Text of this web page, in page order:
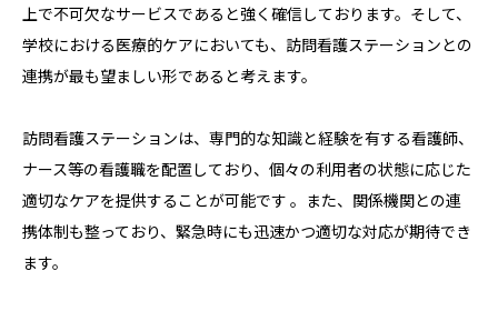
上で不可欠なサービスであると強く確信しております。そして、
学校における医療的ケアにおいても、訪問看護ステーションとの
連携が最も望ましい形であると考えます。
訪問看護ステーションは、専門的な知識と経験を有する看護師、
ナース等の看護職を配置しており、個々の利用者の状態に応じた
適切なケアを提供することが可能です 。また、関係機関との連
携体制も整っており、緊急時にも迅速かつ適切な対応が期待でき
ます。